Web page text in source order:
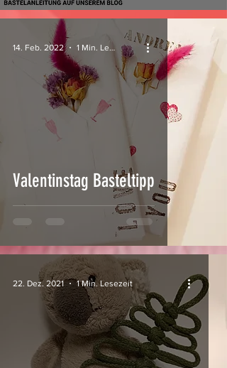
Valentinstag Basteltipp
14. Feb. 2022 1 Min. Lesezeit
22. Dez. 2021 1 Min. Lesezeit